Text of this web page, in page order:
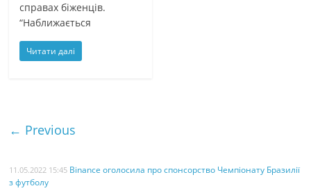
справах біженців.
“Наближається
Читати далі
← Previous
11.05.2022 15:45 Binance оголосила про спонсорство Чемпіонату Бразилії
з футболу